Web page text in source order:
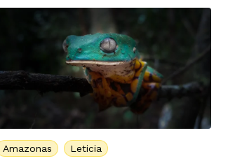
Amazonas Leticia